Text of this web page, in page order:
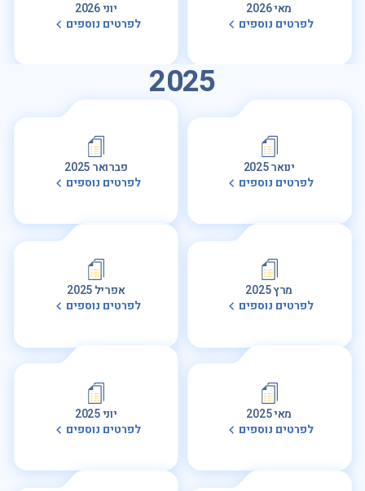
מאי 2026
לפרטים נוספים
יוני 2026
לפרטים נוספים
2025
ינואר 2025
לפרטים נוספים
פברואר 2025
לפרטים נוספים
מרץ 2025
לפרטים נוספים
אפריל 2025
לפרטים נוספים
מאי 2025
לפרטים נוספים
יוני 2025
לפרטים נוספים